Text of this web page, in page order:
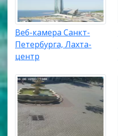
Веб-камера Санкт-
Петербурга, Лахта-
центр